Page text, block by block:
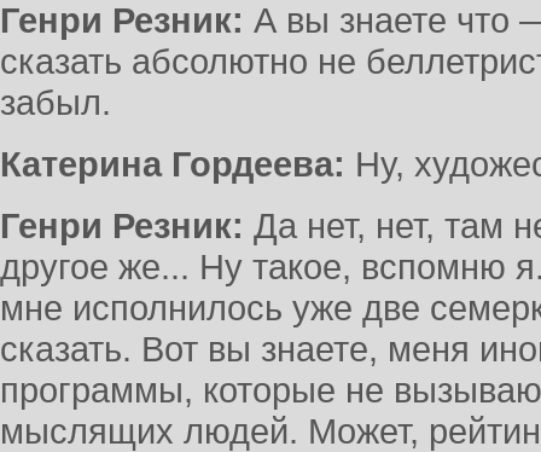
Генри Резник: А вы знаете что
сказать абсолютно не
забыл.
Катерина Гордеева: Ну,
Генри Резник: Да нет, нет, там
другое же... Ну такое, вспомню
мне исполнилось уже две
сказать. Вот вы знаете, меня
программы, которые не
мыслящих людей. Может,